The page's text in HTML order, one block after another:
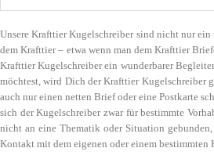
Unsere Krafttier Kugelschreiber sind nicht nur
dem Krafttier – etwa wenn man dem Krafttier
Krafttier Kugelschreiber ein wunderbarer
möchtest, wird Dich der Krafttier Kugelschreiber
auch nur einen netten Brief oder eine Postkarte
sich der Kugelschreiber zwar für bestimmte
nicht an eine Thematik oder Situation
Kontakt mit dem eigenen oder einem bestimmten